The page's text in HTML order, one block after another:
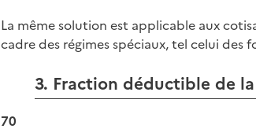
La même solution est applicable aux
cadre des régimes spéciaux, tel celui des
3. Fraction déductible de
70